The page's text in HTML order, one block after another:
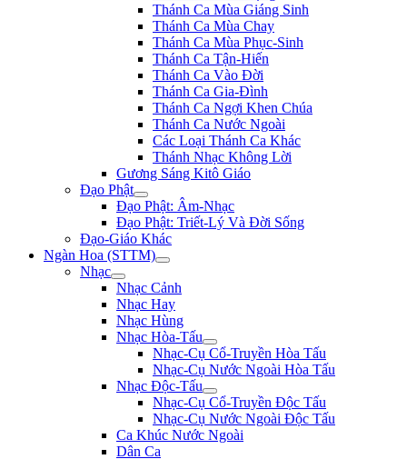
Thánh Ca Mùa Giáng Sinh
Thánh Ca Mùa Chay
Thánh Ca Mùa Phục-Sinh
Thánh Ca Tận-Hiến
Thánh Ca Vào Đời
Thánh Ca Gia-Đình
Thánh Ca Ngợi Khen Chúa
Thánh Ca Nước Ngoài
Các Loại Thánh Ca Khác
Thánh Nhạc Không Lời
Gương Sáng Kitô Giáo
Đạo Phật
Đạo Phật: Âm-Nhạc
Đạo Phật: Triết-Lý Và Đời Sống
Đạo-Giáo Khác
Ngàn Hoa (STTM)
Nhạc
Nhạc Cảnh
Nhạc Hay
Nhạc Hùng
Nhạc Hòa-Tấu
Nhạc-Cụ Cổ-Truyền Hòa Tấu
Nhạc-Cụ Nước Ngoài Hòa Tấu
Nhạc Độc-Tấu
Nhạc-Cụ Cổ-Truyền Độc Tấu
Nhạc-Cụ Nước Ngoài Độc Tấu
Ca Khúc Nước Ngoài
Dân Ca